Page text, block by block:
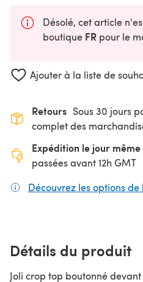
Désolé, cet article
boutique FR pour le
Ajouter à la liste de
Retours Sous 30 jours
complet des
Expédition le jour même
passées avant 12h GMT
Découvrez les options de
Détails du produit
Joli crop top boutonné